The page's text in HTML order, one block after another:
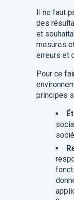
Il ne faut
des
et
mesures
erreurs et
Pour ce
principes